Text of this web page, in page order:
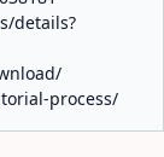
details?
process/